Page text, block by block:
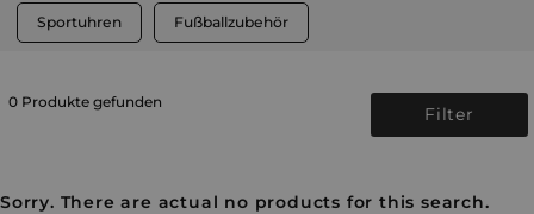
Sportuhren Fußballzubehör
0 Produkte gefunden
Filter
Sorry. There are actual no products for this search.